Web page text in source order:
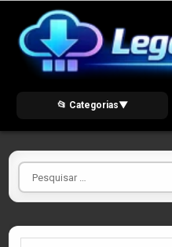
content
📂 Categorias▼
Pesquisar
por